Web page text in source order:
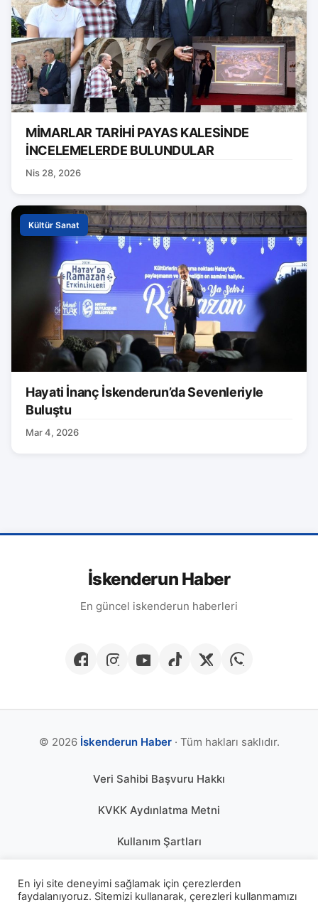
MİMARLAR TARİHİ PAYAS KALESİNDE
İNCELEMELERDE BULUNDULAR
Nis 28, 2026
Kültür Sanat
Hayati İnanç İskenderun’da Sevenleriyle
Buluştu
Mar 4, 2026
İskenderun Haber
En güncel iskenderun haberleri
© 2026 İskenderun Haber· Tüm hakları saklıdır.
Veri Sahibi Başvuru Hakkı
KVKK Aydınlatma Metni
Kullanım Şartları
En iyi site deneyimi sağlamak için çerezlerden
faydalanıyoruz. Sitemizi kullanarak, çerezleri kullanmamızı